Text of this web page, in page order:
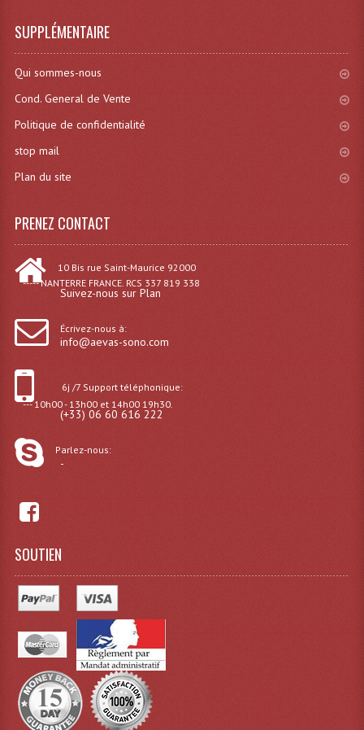
Lasers (Effets Volumetriques)
Lasers D'extérieur Multi-Points
Blocs De Puissance
Dispatches
Ampoules - Tubes Lumière Noire Black Gun
Lampes À Décharges
Lampes De Couleurs
Lampes Dichroique
SUPPLÉMENTAIRE
Qui sommes-nous
Cond. General de Vente
Politique de confidentialité
stop mail
Plan du site
PRENEZ CONTACT
10 Bis rue Saint-Maurice 92000
----- NANTERRE FRANCE. RCS 337 819 338
Suivez-nous sur Plan
Écrivez-nous à:
info@aevas-sono.com
6j /7 Support téléphonique:
--- 10h00 - 13h00 et 14h00 19h30.
(+33) 06 60 616 222
Parlez-nous:
-
SOUTIEN